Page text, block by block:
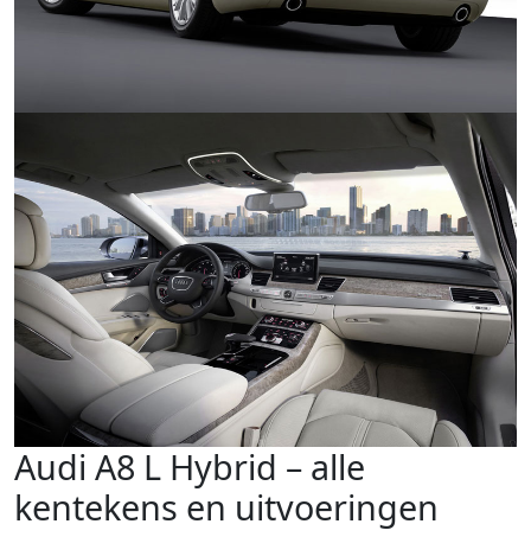
Audi A8 L Hybrid – alle
kentekens en uitvoeringen